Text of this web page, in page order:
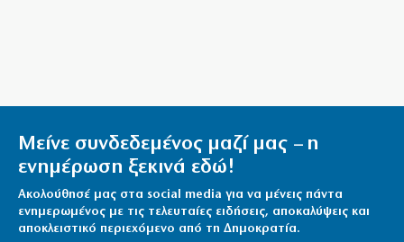
6|08|2026 | 10:25
Ζαλίζουν τα νούμερα για τις απευθείας αναθέσεις
(βίντεο)
6|08|2026 | 10:16
Μείνε συνδεδεμένος μαζί μας – η
ενημέρωση ξεκινά εδώ!
Ακολούθησέ μας στα social media για να μένεις πάντα
ενημερωμένος με τις τελευταίες ειδήσεις, αποκαλύψεις και
αποκλειστικό περιεχόμενο από τη Δημοκρατία.